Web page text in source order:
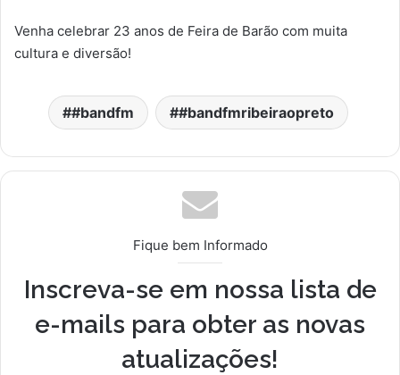
Venha celebrar 23 anos de Feira de Barão com muita
cultura e diversão!
#bandfm #bandfmribeiraopreto
Fique bem Informado
Inscreva-se em nossa lista de
e-mails para obter as novas
atualizações!